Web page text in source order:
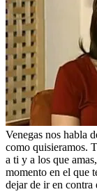
Venegas nos habla
como quisieramos.
a ti y a los que
momento en el que
dejar de ir en contra